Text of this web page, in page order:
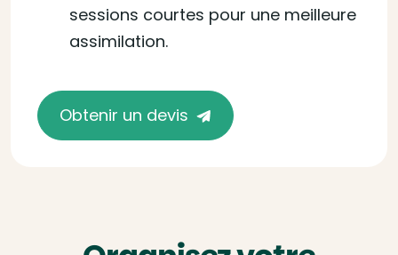
sessions courtes pour une meilleure
assimilation.
Obtenir un devis